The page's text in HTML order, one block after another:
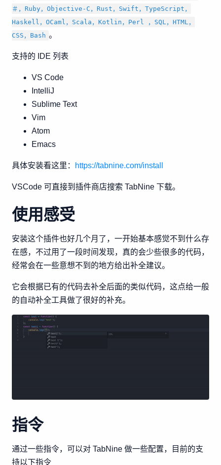
＃，Ruby，Objective-C，Rust，Swift，TypeScript，
Haskell，OCaml，Scala，Kotlin，Perl ，SQL，HTML，
CSS，Bash 。
支持的 IDE 列表
VS Code
IntelliJ
Sublime Text
Vim
Atom
Emacs
具体安装看这里： https://tabnine.com/install
VSCode 可直接到插件商店搜索 TabNine 下载。
使用感受
安装这个插件也好几个月了，一开始基本感觉不到什么存
在感，不过用了一段时间发现，真的会少些很多的代码，
经常会在一些意想不到的地方给出补全建议。
它会根据已有的代码去补全后面的类似代码，这点给一般
的自动补全工具做了很好的补充。
指令
通过一些指令，可以对 TabNine 做一些配置，目前的支
持以下指令